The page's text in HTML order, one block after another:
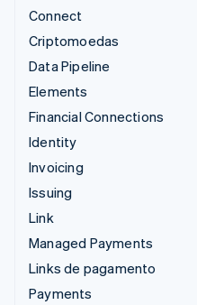
Connect
Criptomoedas
Data Pipeline
Elements
Financial Connections
Identity
Invoicing
Issuing
Link
Managed Payments
Links de pagamento
Payments